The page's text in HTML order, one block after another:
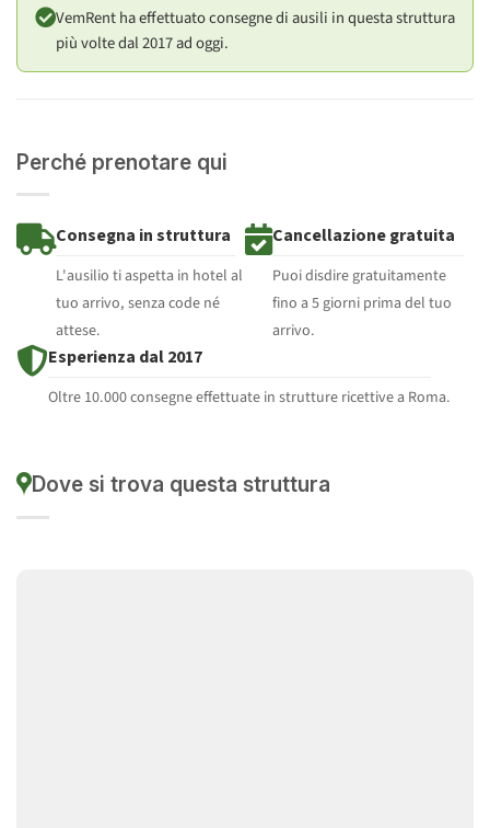
VemRent ha effettuato consegne di ausili in questa struttura
più volte dal 2017 ad oggi.
Perché prenotare qui
Consegna in struttura
L'ausilio ti aspetta in hotel al
tuo arrivo, senza code né
attese.
Cancellazione gratuita
Puoi disdire gratuitamente
fino a 5 giorni prima del tuo
arrivo.
Esperienza dal 2017
Oltre 10.000 consegne effettuate in strutture ricettive a Roma.
Dove si trova questa struttura